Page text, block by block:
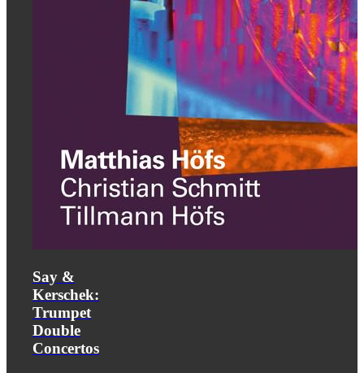
Say &
Kerschek:
Trumpet
Double
Concertos